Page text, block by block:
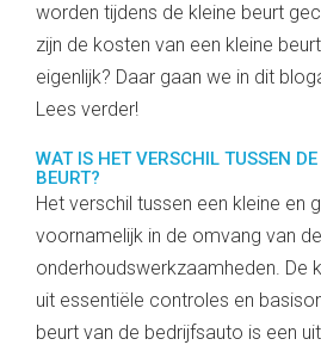
worden tijdens de kleine beurt
zijn de kosten van een kleine
eigenlijk? Daar gaan we in dit
Lees verder!
WAT IS HET VERSCHIL TUSSEN
BEURT?
Het verschil tussen een kleine en
voornamelijk in de omvang van
onderhoudswerkzaamheden. De
uit essentiële controles en
beurt van de bedrijfsauto is een